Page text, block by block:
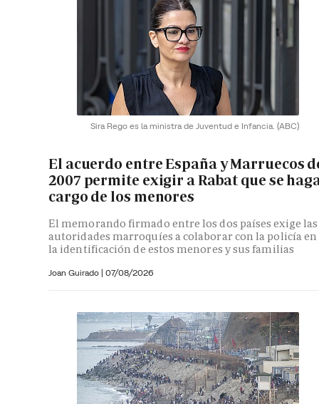
Sira Rego es la ministra de Juventud e Infancia. (ABC)
El acuerdo entre España y Marruecos
2007 permite exigir a Rabat que se
cargo de los menores
El memorando firmado entre los dos países exige las
autoridades marroquíes a colaborar con la policía en
la identificación de estos menores y sus familias
Joan Guirado | 07/08/2026